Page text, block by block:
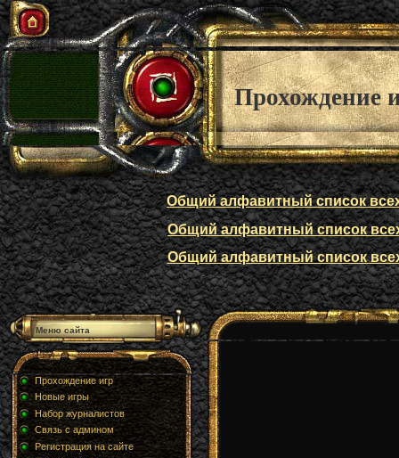
Прохождение
Общий алфавитный список
Общий алфавитный список
Общий алфавитный список
Меню сайта
Прохождение игр
Новые игры
Набор журналистов
Связь с админом
Регистрация на сайте